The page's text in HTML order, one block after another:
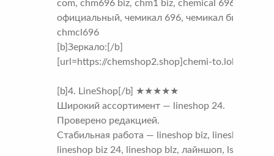
com, chm696 biz, chm1 biz, chemical 696 biz
официальный, чемикал 696, чемикал биз,
chmcl696
[b]Зеркало:[/b]
[url=https://chemshop2.shop]chemi-to.lol[/url]
[b]4. LineShop[/b] ★★★★★
Широкий ассортимент — lineshop 24.
Проверено редакцией.
Стабильная работа — lineshop biz, lineshop 24,
lineshop biz 24, lineshop blz, лайншоп, ls24 biz,